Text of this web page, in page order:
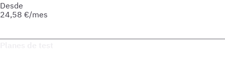
Desde
24,58 €/mes